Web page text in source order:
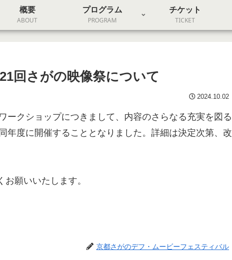
概要
ABOUT
プログラム
PROGRAM
チケット
TICKET
回さがの映像祭について
2024.10.02
ークショップにつきまして、内容のさらなる充実を図る
年度に開催することとなりました。詳細は決定次第、改
願いいたします。
京都さがのデフ・ムービーフェスティバル